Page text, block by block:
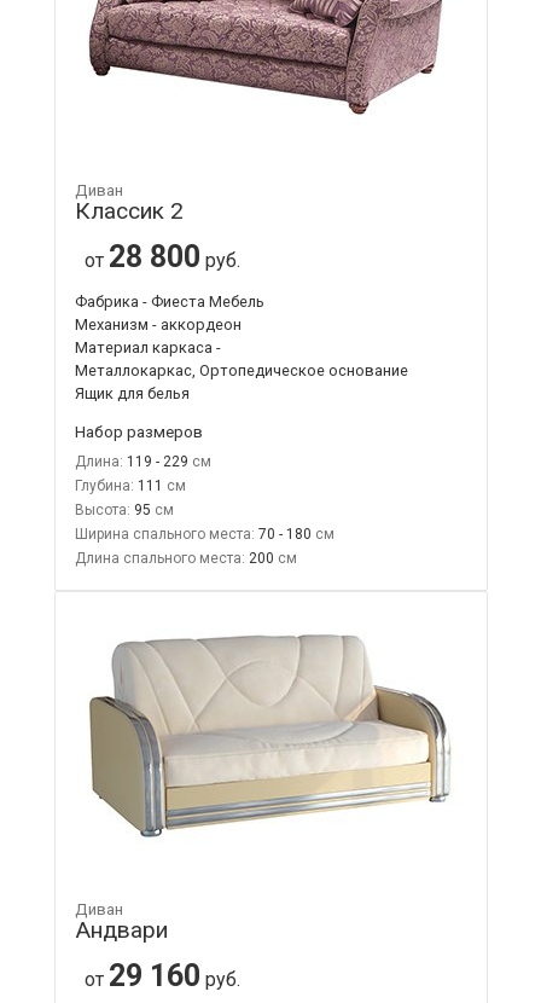
Диван
Классик 2
от 28 800 руб.
Фабрика - Фиеста Мебель
Механизм - аккордеон
Материал каркаса -
Металлокаркас, Ортопедическое основание
Ящик для белья
Набор размеров
Длина: 119 - 229
Глубина: 111
Высота: 95
Ширина спального места: 70 - 180
Длина спального места: 200
Диван
Андвари
от 29 160 руб.